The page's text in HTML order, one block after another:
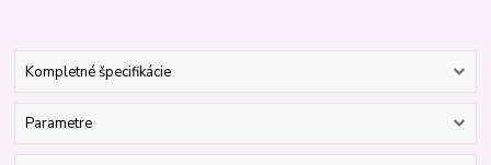
Kompletné špecifikácie
Parametre